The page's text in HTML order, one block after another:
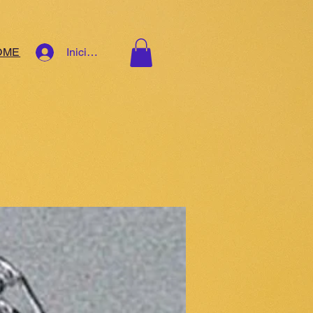
Iniciar sesión